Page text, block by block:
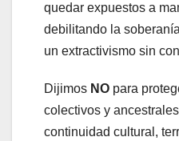
quedar expuestos a
debilitando la
un extractivismo sin
Dijimos NO para
colectivos y
continuidad cultural,